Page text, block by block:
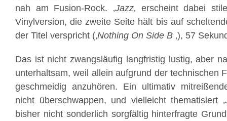
nah am Fusion-Rock. ‚Jazz‚ erscheint dabei
Vinylversion, die zweite Seite hält bis auf
der Titel verspricht (‚Nothing On Side B ‚), 57
Das ist nicht zwangsläufig langfristig lustig, aber
unterhaltsam, weil allein aufgrund der technischen
geschmeidig anzuhören. Ein ultimativ
nicht überschwappen, und vielleicht thematisiert ‚
bisher nicht sonderlich sorgfältig hinterfragte